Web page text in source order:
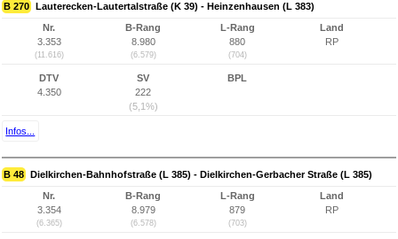
B 270 Lauterecken-Lautertalstraße (K 39) - Heinzenhausen (L 383)
Nr.
3.353
(11.616)
B-Rang
8.980
(6.579)
L-Rang
880
(704)
Land
RP
DTV
4.350
SV
222
(5,1%)
BPL
Infos...
B 48 Dielkirchen-Bahnhofstraße (L 385) - Dielkirchen-Gerbacher Straße (L 385)
Nr.
3.354
(6.365)
B-Rang
8.979
(6.578)
L-Rang
879
(703)
Land
RP